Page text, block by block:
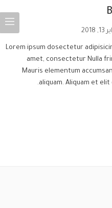
Lorem ipsum dosectetur
amet, consectetur Nulla
Mauris elementum
aliquam. Aliquam et